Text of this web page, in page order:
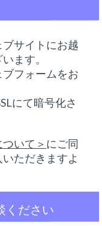
サイトにお越
ます。
フォームをお
にて暗号化さ
いて＞ にご同
ただきますよ
ください